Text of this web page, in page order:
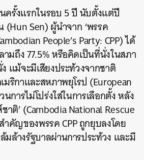
ครั้งแรกในรอบ 5 ปี นับตั้งแต่ปี
(Hun Sen) ผู้นำจาก ‘พรรค
People’s Party: CPP) ได้
มถึง 77.5% หรือคิดเป็นที่นั่งในสภา
แม้จะมีเสียงประท้วงจากชาติ
มริกาและสหภาพยุโรป (European
การไม่โปร่งใส่ในการเลือกตั้ง หลัง
าติ’ (Cambodia National Rescue
คัญของพรรค CPP ถูกยุบลงโดย
ล้างรัฐบาลผ่านการประท้วง และมี